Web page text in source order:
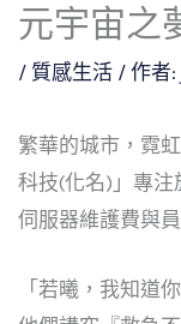
元宇宙之
/ 質感生活 / 作者:
繁華的城市，霓
科技(化名)」專
伺服器維護費與
「若曦，我知道